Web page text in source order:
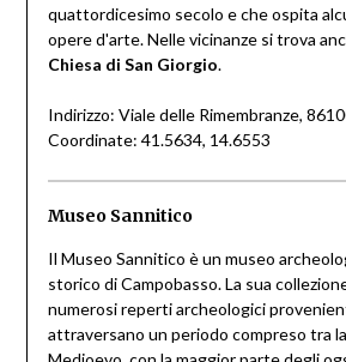
quattordicesimo secolo e che ospita
opere d'arte. Nelle vicinanze si trova
Chiesa di San Giorgio.
Indirizzo: Viale delle Rimembranze,
Coordinate: 41.5634, 14.6553
Museo Sannitico
Il Museo Sannitico è un museo
storico di Campobasso. La sua
numerosi reperti archeologici
attraversano un periodo compreso tra